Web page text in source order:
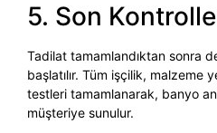
5. Son
Tadilat tamamlandıktan sonra
başlatılır. Tüm işçilik, malzeme
testleri tamamlanarak, banyo
müşteriye sunulur.